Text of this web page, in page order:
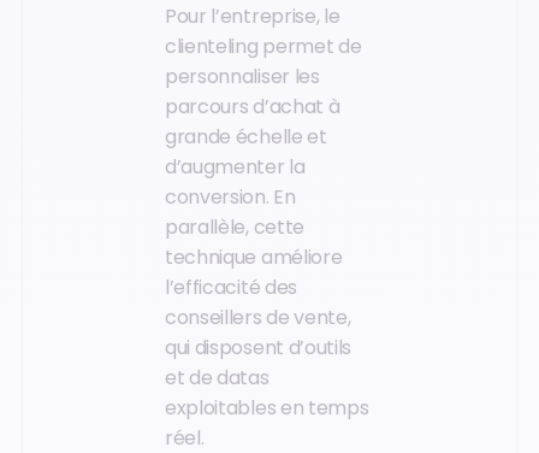
Pour l’entreprise, le
clienteling permet de
personnaliser les
parcours d’achat à
grande échelle et
d’augmenter la
conversion. En
parallèle, cette
technique améliore
l’efficacité des
conseillers de vente,
qui disposent d’outils
et de datas
exploitables en temps
réel.